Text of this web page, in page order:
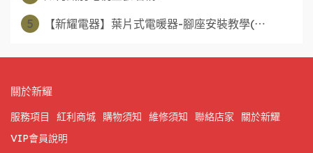
5 【新耀電器】葉片式電暖器-腳座安裝教學(⋯
關於新耀
服務項目 紅利商城 購物須知 維修須知 聯絡店家
關於新耀
VIP會員說明